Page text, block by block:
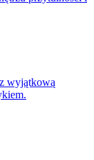
wyjątkową